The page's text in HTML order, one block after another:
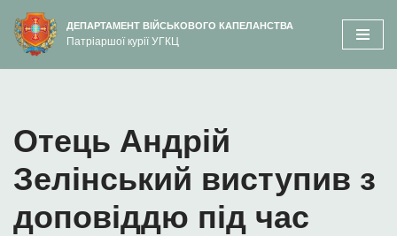
вмісту
Перейти
до
ДЕПАРТАМЕНТ ВІЙСЬКОВОГО КАПЕЛАНСТВА
Патріаршої курії УГКЦ
Отець Андрій
Зелінський виступив з
доповіддю під час